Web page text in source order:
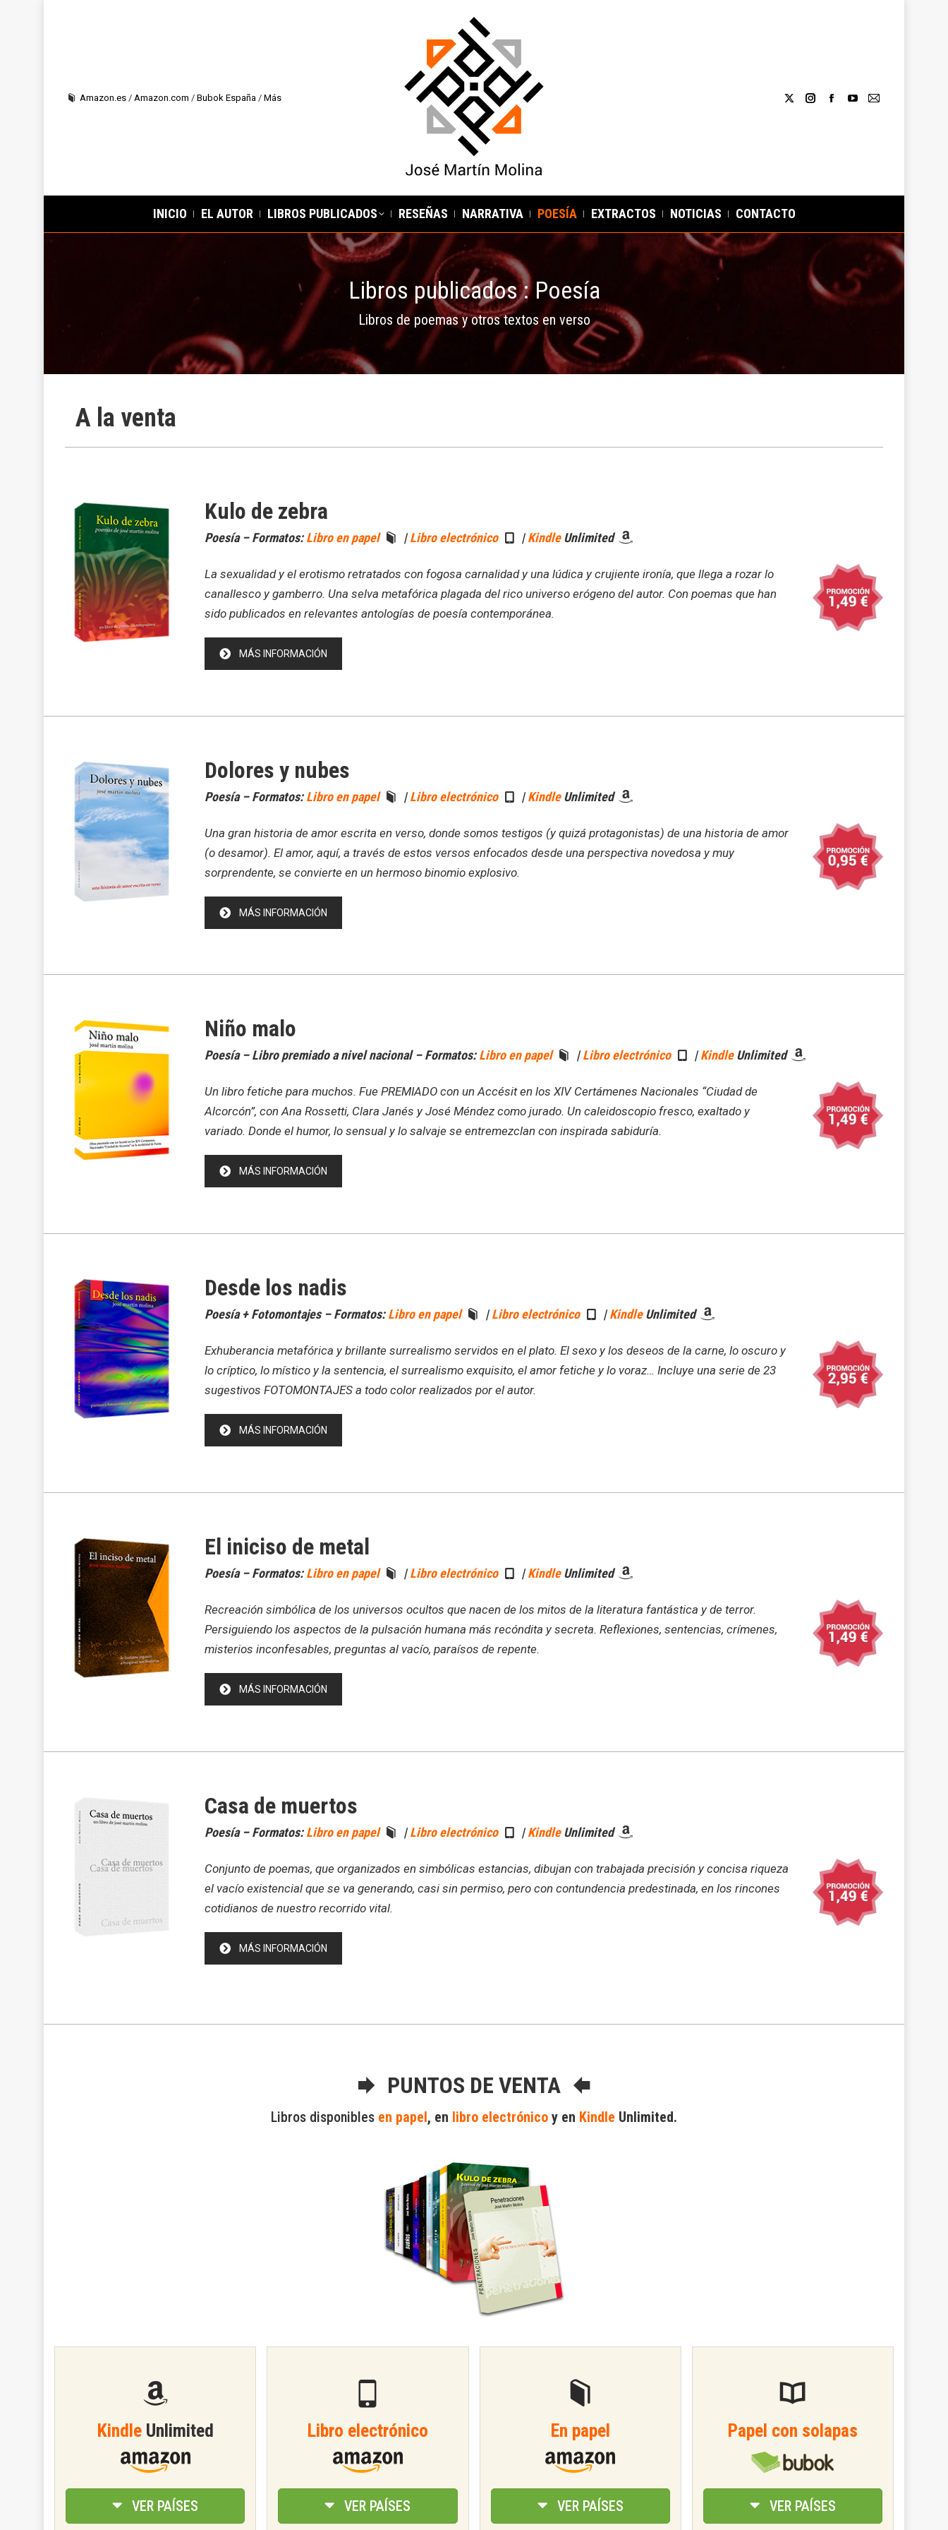
Amazon.es /Amazon.com /Bubok España /Más
INICIO EL AUTOR LIBROS PUBLICADOS RESEÑAS NARRATIVA POESÍA EXTRACTOS NOTICIAS CONTACTO
Libros publicados : Poesía
Libros de poemas y otros textos en verso
A la venta
Kulo de zebra
Poesía – Formatos:Libro en papel |Libro electrónico |KindleUnlimited
La sexualidad y el erotismo retratados con fogosa carnalidad y una lúdica y crujiente ironía, que llega a rozar lo
canallesco y gamberro. Una selva metafórica plagada del rico universo erógeno del autor. Con poemas que han
sido publicados en relevantes antologías de poesía contemporánea.
MÁS INFORMACIÓN
Dolores y nubes
Poesía – Formatos:Libro en papel |Libro electrónico |KindleUnlimited
Una gran historia de amor escrita en verso, donde somos testigos (y quizá protagonistas) de una historia de amor
(o desamor). El amor, aquí, a través de estos versos enfocados desde una perspectiva novedosa y muy
sorprendente, se convierte en un hermoso binomio explosivo.
MÁS INFORMACIÓN
Niño malo
Poesía – Libro premiado a nivel nacional – Formatos:Libro en papel |Libro electrónico |KindleUnlimited
Un libro fetiche para muchos. Fue PREMIADO con un Accésit en los XIV Certámenes Nacionales “Ciudad de
Alcorcón”, con Ana Rossetti, Clara Janés y José Méndez como jurado. Un caleidoscopio fresco, exaltado y
variado. Donde el humor, lo sensual y lo salvaje se entremezclan con inspirada sabiduría.
MÁS INFORMACIÓN
Desde los nadis
Poesía + Fotomontajes – Formatos:Libro en papel |Libro electrónico |KindleUnlimited
Exhuberancia metafórica y brillante surrealismo servidos en el plato. El sexo y los deseos de la carne, lo oscuro y
lo críptico, lo místico y la sentencia, el surrealismo exquisito, el amor fetiche y lo voraz… Incluye una serie de 23
sugestivos FOTOMONTAJES a todo color realizados por el autor.
MÁS INFORMACIÓN
El iniciso de metal
Poesía – Formatos:Libro en papel |Libro electrónico |KindleUnlimited
Recreación simbólica de los universos ocultos que nacen de los mitos de la literatura fantástica y de terror.
Persiguiendo los aspectos de la pulsación humana más recóndita y secreta. Reflexiones, sentencias, crímenes,
misterios inconfesables, preguntas al vacío, paraísos de repente.
MÁS INFORMACIÓN
Casa de muertos
Poesía – Formatos:Libro en papel |Libro electrónico |KindleUnlimited
Conjunto de poemas, que organizados en simbólicas estancias, dibujan con trabajada precisión y concisa riqueza
el vacío existencial que se va generando, casi sin permiso, pero con contundencia predestinada, en los rincones
cotidianos de nuestro recorrido vital.
MÁS INFORMACIÓN
PUNTOS DE VENTA
Libros disponibles en papel , en libro electrónico y en Kindle Unlimited.
KindleUnlimited
VER PAÍSES
Libro electrónico
VER PAÍSES
En papel
VER PAÍSES
Papel con solapas
VER PAÍSES